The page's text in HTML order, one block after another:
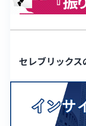
セレブリック